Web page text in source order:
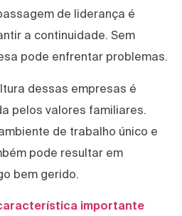
de liderança é
a continuidade. Sem
pode enfrentar problemas.
dessas empresas é
pelos valores familiares.
de trabalho único e
pode resultar em
bem gerido.
importante